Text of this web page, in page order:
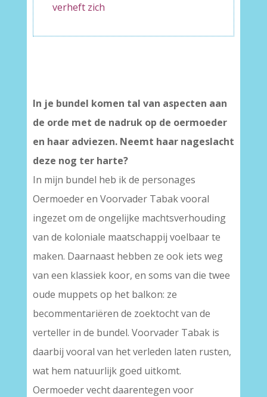
verheft zich
In je bundel komen tal van aspecten aan
de orde met de nadruk op de oermoeder
en haar adviezen. Neemt haar nageslacht
deze nog ter harte?
In mijn bundel heb ik de personages
Oermoeder en Voorvader Tabak vooral
ingezet om de ongelijke machtsverhouding
van de koloniale maatschappij voelbaar te
maken. Daarnaast hebben ze ook iets weg
van een klassiek koor, en soms van die twee
oude muppets op het balkon: ze
becommentariëren de zoektocht van de
verteller in de bundel. Voorvader Tabak is
daarbij vooral van het verleden laten rusten,
wat hem natuurlijk goed uitkomt.
Oermoeder vecht daarentegen voor